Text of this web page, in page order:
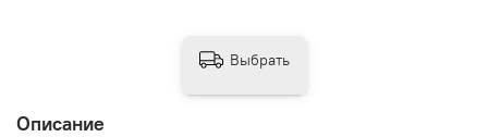
Описание
Выбрать